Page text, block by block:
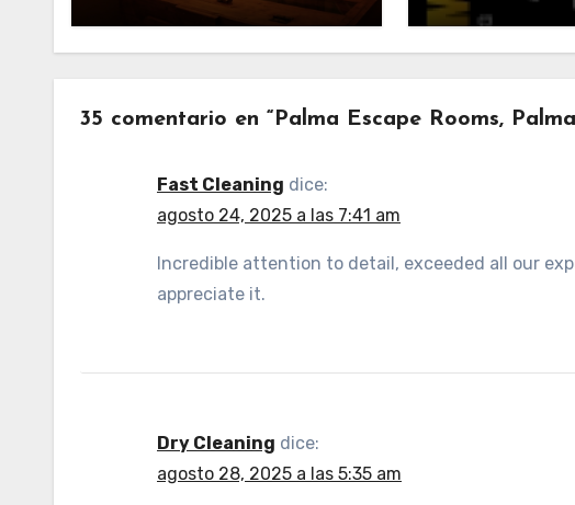
35 comentario en “Palma Escape Rooms,
Fast Cleaning dice:
agosto 24, 2025 a las 7:41 am
Incredible attention to detail, exceeded all our
appreciate it.
Dry Cleaning dice:
agosto 28, 2025 a las 5:35 am